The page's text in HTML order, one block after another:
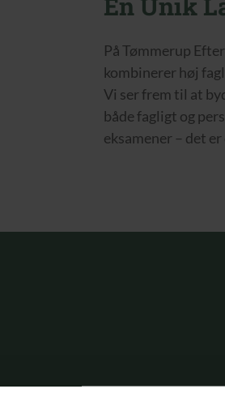
På Tømmerup
kombinerer høj
Vi ser frem til at
både fagligt og
eksamener – det